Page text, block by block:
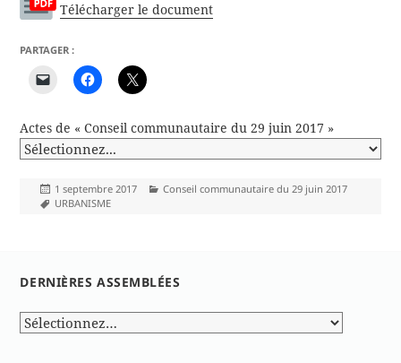
Télécharger le document
PARTAGER :
Actes de « Conseil communautaire du 29 juin 2017 »
Publié
le
1 septembre 2017 Catégories
Conseil communautaire du 29 juin 2017
Mots-
URBANISME
DERNIÈRES ASSEMBLÉES